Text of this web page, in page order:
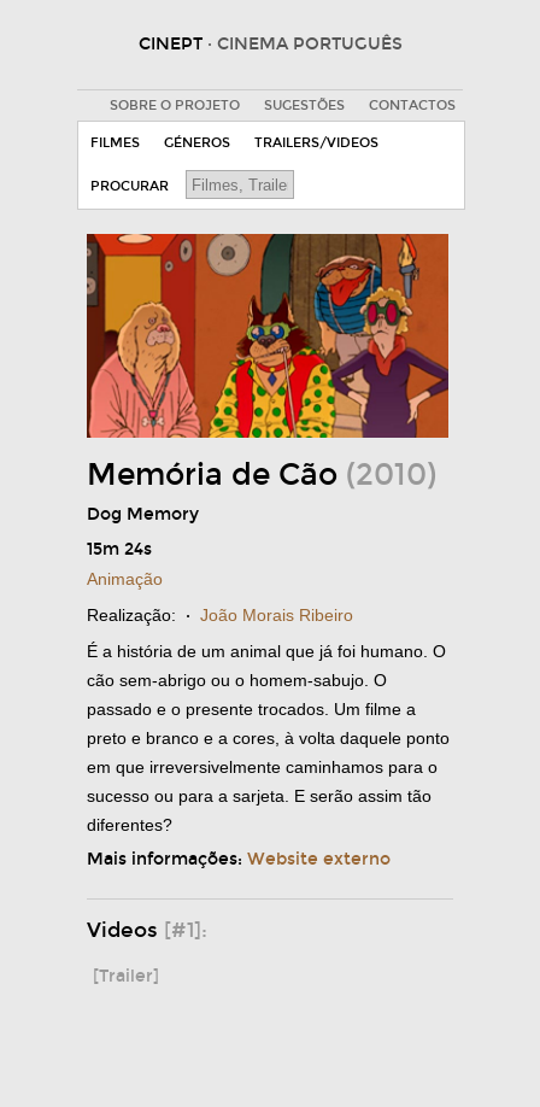
CINEPT · CINEMA PORTUGUÊS
SOBRE O PROJETO SUGESTÕES CONTACTOS
FILMES GÉNEROS TRAILERS/VIDEOS
PROCURAR
Memória de Cão (2010)
Dog Memory
15m 24s
Animação
Realização: · João Morais Ribeiro
É a história de um animal que já foi humano. O
cão sem-abrigo ou o homem-sabujo. O
passado e o presente trocados. Um filme a
preto e branco e a cores, à volta daquele ponto
em que irreversivelmente caminhamos para o
sucesso ou para a sarjeta. E serão assim tão
diferentes?
Mais informações: Website externo
Videos [#1]:
[Trailer]